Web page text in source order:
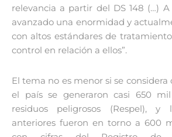
relevancia a partir del DS 148 (…)
avanzado una enormidad y
con altos estándares de
control en relación a ellos”.
El tema no es menor si se considera
el país se generaron casi 650
residuos peligrosos (Respel), y
anteriores fueron en torno a 600